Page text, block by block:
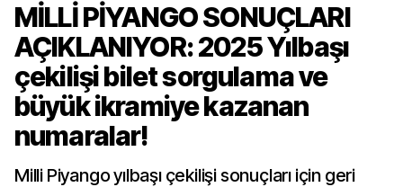
MİLLİ PİYANGO SONUÇLARI
AÇIKLANIYOR: 2025 Yılbaşı
çekilişi bilet sorgulama ve
büyük ikramiye kazanan
numaralar!
Milli Piyango yılbaşı çekilişi sonuçları için geri